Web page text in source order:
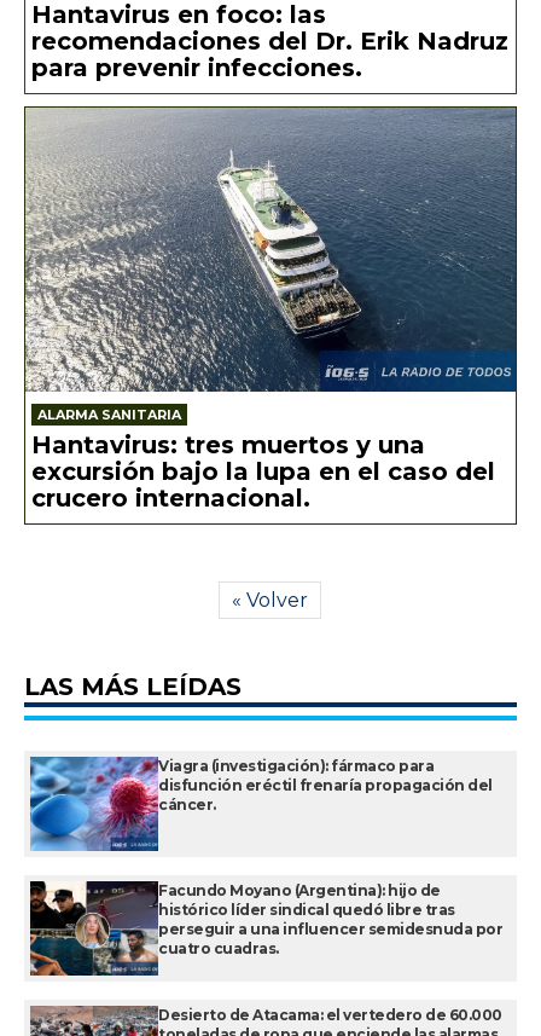
Hantavirus en foco: las
recomendaciones del Dr. Erik Nadruz
para prevenir infecciones.
ALARMA SANITARIA
Hantavirus: tres muertos y una
excursión bajo la lupa en el caso del
crucero internacional.
« Volver
LAS MÁS LEÍDAS
Viagra (investigación): fármaco para
disfunción eréctil frenaría propagación del
cáncer.
Facundo Moyano (Argentina): hijo de
histórico líder sindical quedó libre tras
perseguir a una influencer semidesnuda por
cuatro cuadras.
Desierto de Atacama: el vertedero de 60.000